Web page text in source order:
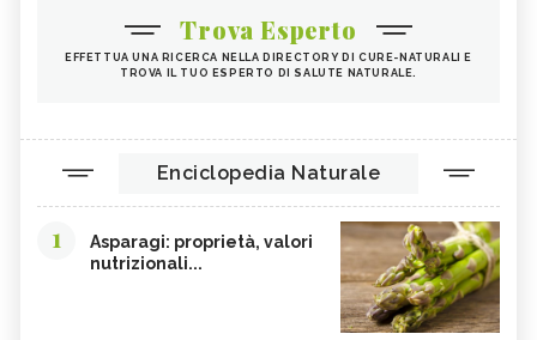
Trova Esperto
EFFETTUA UNA RICERCA NELLA DIRECTORY DI CURE-NATURALI E
TROVA IL TUO ESPERTO DI SALUTE NATURALE.
Enciclopedia Naturale
1
Asparagi: proprietà, valori
nutrizionali...